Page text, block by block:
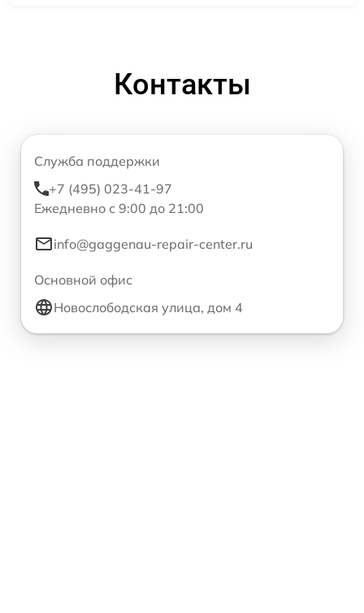
Контакты
Служба поддержки
+7 (495) 023-41-97
Ежедневно с 9:00 до 21:00
info@gaggenau-repair-center.ru
Основной офис
Новослободская улица, дом 4